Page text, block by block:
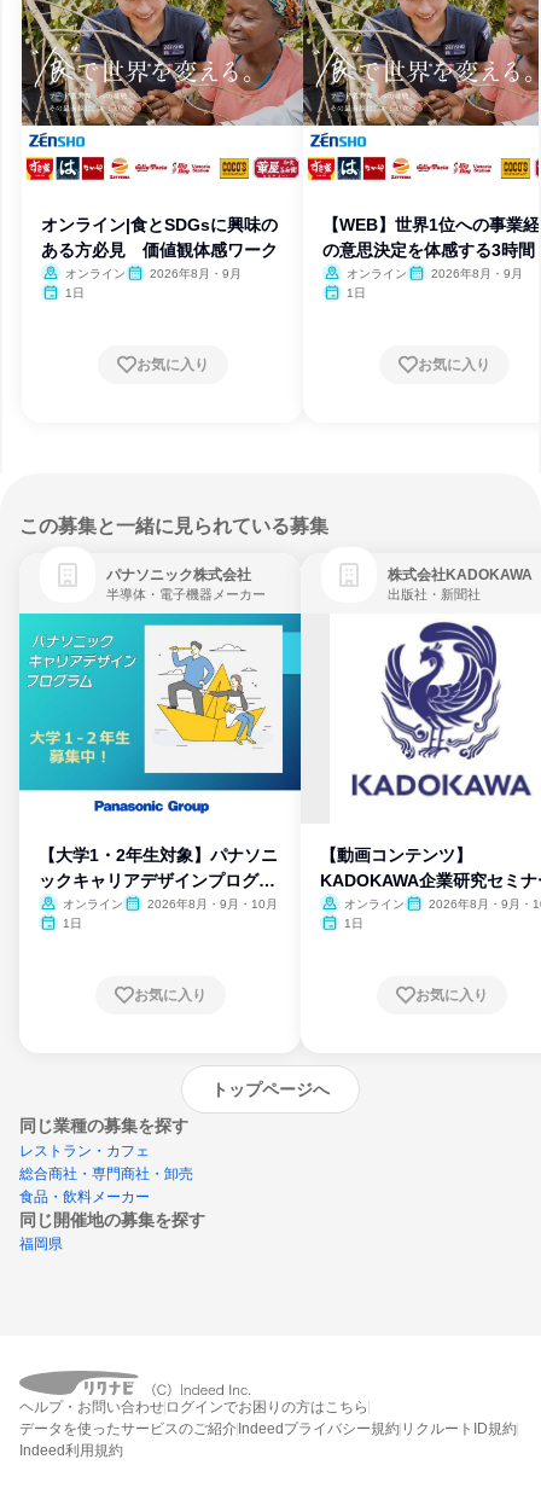
オンライン|食とSDGsに興味の
ある方必見 価値観体感ワーク
オンライン
2026年8月・9月
1日
お気に入り
【WEB】世界1位への事業
の意思決定を体感する3時間
オンライン
2026年8月・9月
1日
お気に入り
この募集と一緒に見られている募集
パナソニック株式会社
半導体・電子機器メーカー
【大学1・2年生対象】パナソニ
ックキャリアデザインプログラ
ム
オンライン
2026年8月・9月・10月
1日
お気に入り
株式会社KADOKAWA
出版社・新聞社
【動画コンテンツ】
KADOKAWA企業研究セミナ
オンライン
2026年8月・9月・
1日
お気に入り
トップページへ
同じ業種の募集を探す
レストラン・カフェ
総合商社・専門商社・卸売
食品・飲料メーカー
同じ開催地の募集を探す
福岡県
エントリーするとプログラムの詳細案内を
受け取れるようになります
ヘルプ・お問い合わせ ログインでお困りの方はこちら
データを使ったサービスのご紹介 Indeedプライバシー規約 リクルートID規約
Indeed利用規約